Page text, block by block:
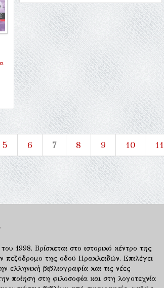
5 6 7 8 9 10 11
1998. Βρίσκεται στο ιστορικό κέντρο της
πεζόδρομο της οδού Ηρακλειδών. Επιλέγει
ελληνική βιβλιογραφία και τις νέες
ποίηση στη φιλοσοφία και στη λογοτεχνία